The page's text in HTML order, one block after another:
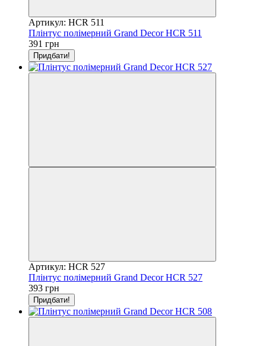
Артикул: HCR 511
Плінтус полімерний Grand Decor HCR 511
391 грн
Придбати!
Артикул: HCR 527
Плінтус полімерний Grand Decor HCR 527
393 грн
Придбати!